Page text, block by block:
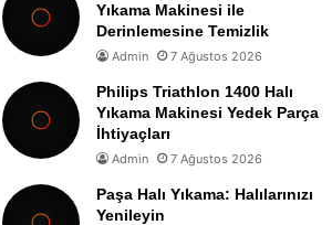
Yıkama Makinesi ile
Derinlemesine Temizlik
Admin 7 Ağustos 2026
Philips Triathlon 1400 Halı
Yıkama Makinesi Yedek Parça
İhtiyaçları
Admin 7 Ağustos 2026
Paşa Halı Yıkama: Halılarınızı
Yenileyin